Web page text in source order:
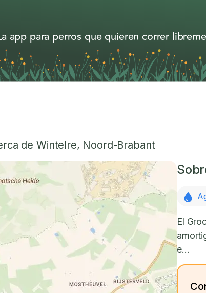
app para perros que quieren correr
de Wintelre, Noord-Brabant
El
e...